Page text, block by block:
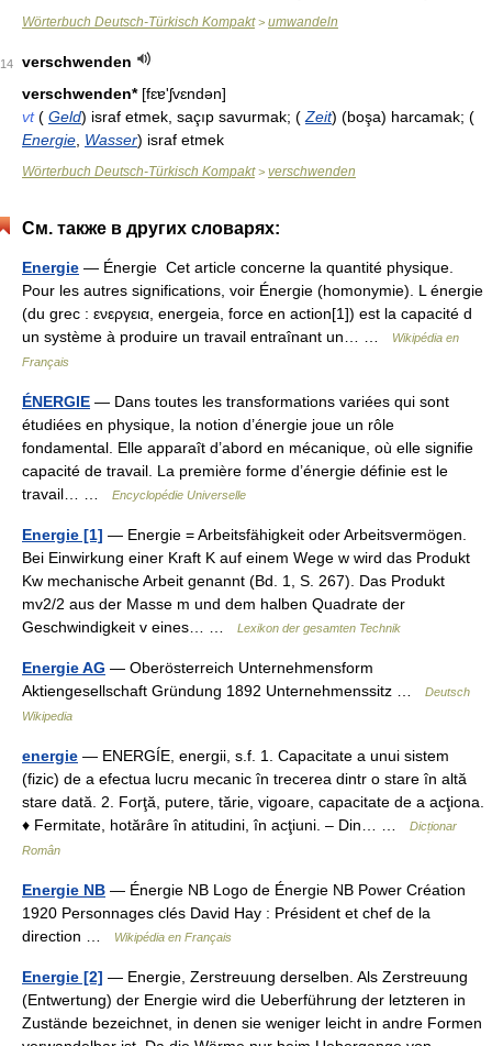
Wörterbuch Deutsch-Türkisch Kompakt> umwandeln
14
verschwenden
verschwenden*[fɛɐ'ʃvɛndən]
vt ( Geld) israf etmek, saçıp savurmak; ( Zeit) (boşa) harcamak; (
Energie Wasser) israf etmek
Wörterbuch Deutsch-Türkisch Kompakt> verschwenden
См. также в других словарях:
Energie — Énergie Cet article concerne la quantité physique.
Pour les autres significations, voir Énergie (homonymie). L énergie
(du grec : ενεργεια, energeia, force en action[1]) est la capacité d
un système à produire un travail entraînant un… …
Wikipédia en
Français
ÉNERGIE — Dans toutes les transformations variées qui sont
étudiées en physique, la notion d’énergie joue un rôle
fondamental. Elle apparaît d’abord en mécanique, où elle signifie
capacité de travail. La première forme d’énergie définie est le
travail… …
Encyclopédie Universelle
Energie [1] — Energie = Arbeitsfähigkeit oder Arbeitsvermögen.
Bei Einwirkung einer Kraft K auf einem Wege w wird das Produkt
Kw mechanische Arbeit genannt (Bd. 1, S. 267). Das Produkt
mv2/2 aus der Masse m und dem halben Quadrate der
Geschwindigkeit v eines… …
Lexikon der gesamten Technik
Energie AG — Oberösterreich Unternehmensform
Aktiengesellschaft Gründung 1892 Unternehmenssitz …
Deutsch
Wikipedia
energie — ENERGÍE, energii, s.f. 1. Capacitate a unui sistem
(fizic) de a efectua lucru mecanic în trecerea dintr o stare în altă
stare dată. 2. Forţă, putere, tărie, vigoare, capacitate de a acţiona.
♦ Fermitate, hotărâre în atitudini, în acţiuni. – Din… …
Dicționar
Român
Energie NB — Énergie NB Logo de Énergie NB Power Création
1920 Personnages clés David Hay : Président et chef de la
direction …
Wikipédia en Français
Energie [2] — Energie, Zerstreuung derselben. Als Zerstreuung
(Entwertung) der Energie wird die Ueberführung der letzteren in
Zustände bezeichnet, in denen sie weniger leicht in andre Formen